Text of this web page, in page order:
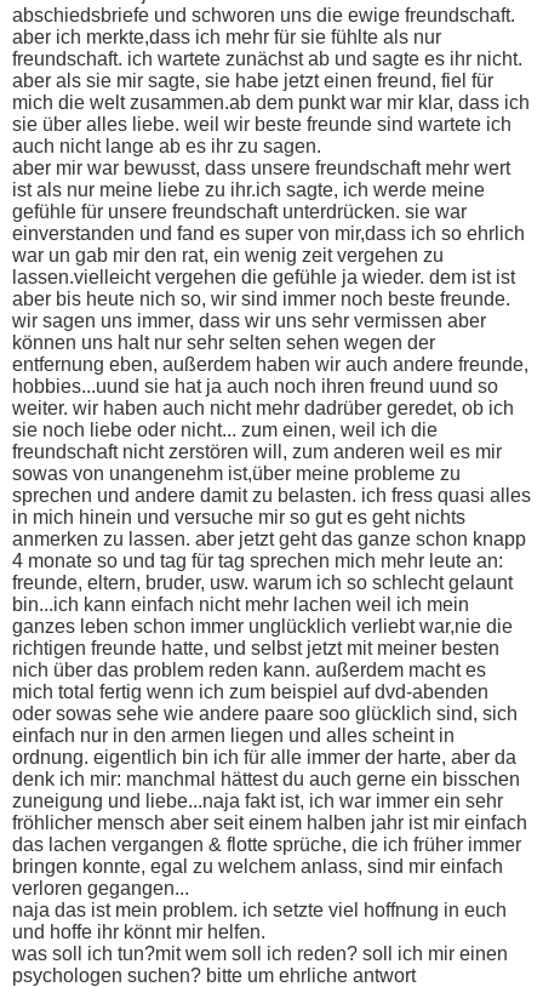
abschiedsbriefe und schworen uns die ewige freundschaft.
aber ich merkte,dass ich mehr für sie fühlte als nur
freundschaft. ich wartete zunächst ab und sagte es ihr nicht.
aber als sie mir sagte, sie habe jetzt einen freund, fiel für
mich die welt zusammen.ab dem punkt war mir klar, dass ich
sie über alles liebe. weil wir beste freunde sind wartete ich
auch nicht lange ab es ihr zu sagen.
aber mir war bewusst, dass unsere freundschaft mehr wert
ist als nur meine liebe zu ihr.ich sagte, ich werde meine
gefühle für unsere freundschaft unterdrücken. sie war
einverstanden und fand es super von mir,dass ich so ehrlich
war un gab mir den rat, ein wenig zeit vergehen zu
lassen.vielleicht vergehen die gefühle ja wieder. dem ist ist
aber bis heute nich so, wir sind immer noch beste freunde.
wir sagen uns immer, dass wir uns sehr vermissen aber
können uns halt nur sehr selten sehen wegen der
entfernung eben, außerdem haben wir auch andere freunde,
hobbies...uund sie hat ja auch noch ihren freund uund so
weiter. wir haben auch nicht mehr dadrüber geredet, ob ich
sie noch liebe oder nicht... zum einen, weil ich die
freundschaft nicht zerstören will, zum anderen weil es mir
sowas von unangenehm ist,über meine probleme zu
sprechen und andere damit zu belasten. ich fress quasi alles
in mich hinein und versuche mir so gut es geht nichts
anmerken zu lassen. aber jetzt geht das ganze schon knapp
4 monate so und tag für tag sprechen mich mehr leute an:
freunde, eltern, bruder, usw. warum ich so schlecht gelaunt
bin...ich kann einfach nicht mehr lachen weil ich mein
ganzes leben schon immer unglücklich verliebt war,nie die
richtigen freunde hatte, und selbst jetzt mit meiner besten
nich über das problem reden kann. außerdem macht es
mich total fertig wenn ich zum beispiel auf dvd-abenden
oder sowas sehe wie andere paare soo glücklich sind, sich
einfach nur in den armen liegen und alles scheint in
ordnung. eigentlich bin ich für alle immer der harte, aber da
denk ich mir: manchmal hättest du auch gerne ein bisschen
zuneigung und liebe...naja fakt ist, ich war immer ein sehr
fröhlicher mensch aber seit einem halben jahr ist mir einfach
das lachen vergangen & flotte sprüche, die ich früher immer
bringen konnte, egal zu welchem anlass, sind mir einfach
verloren gegangen...
naja das ist mein problem. ich setzte viel hoffnung in euch
und hoffe ihr könnt mir helfen.
was soll ich tun?mit wem soll ich reden? soll ich mir einen
psychologen suchen? bitte um ehrliche antwort